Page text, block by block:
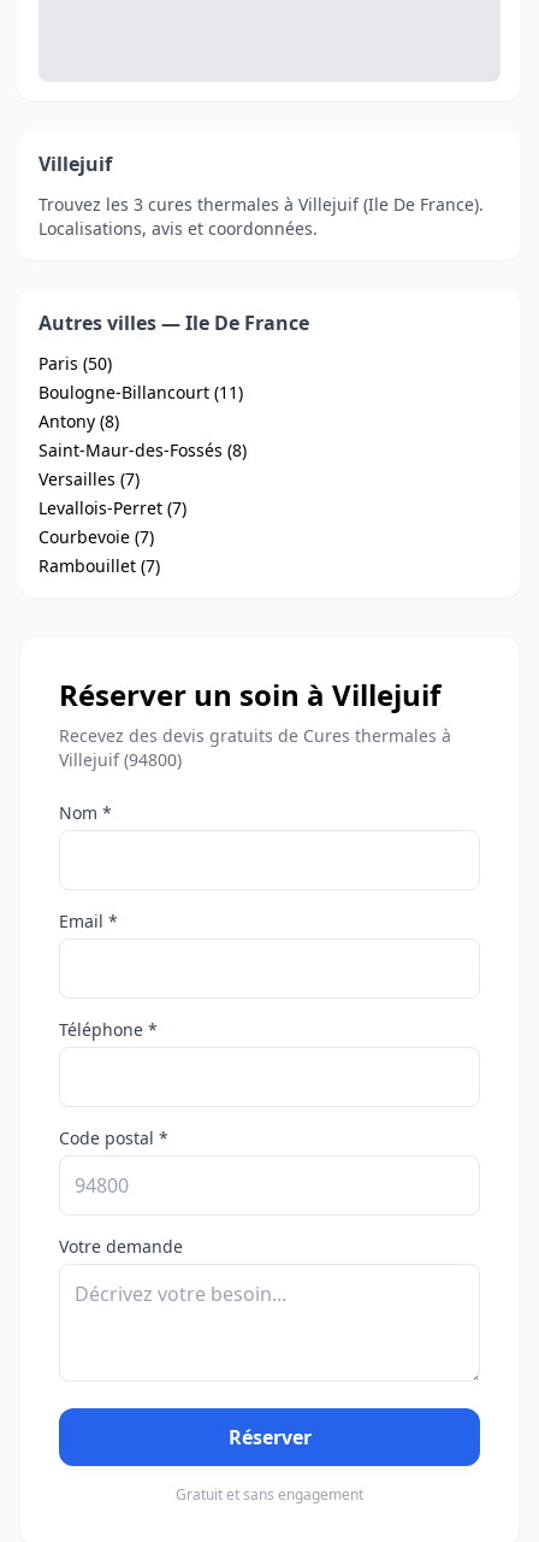
Villejuif
Trouvez les 3 cures thermales à Villejuif (Ile De France).
Localisations, avis et coordonnées.
Autres villes — Ile De France
Paris (50)
Boulogne-Billancourt (11)
Antony (8)
Saint-Maur-des-Fossés (8)
Versailles (7)
Levallois-Perret (7)
Courbevoie (7)
Rambouillet (7)
Réserver un soin à Villejuif
Recevez des devis gratuits de Cures thermales à
Villejuif (94800)
Nom *
Email *
Téléphone *
Code postal *
Votre demande
Réserver
Gratuit et sans engagement